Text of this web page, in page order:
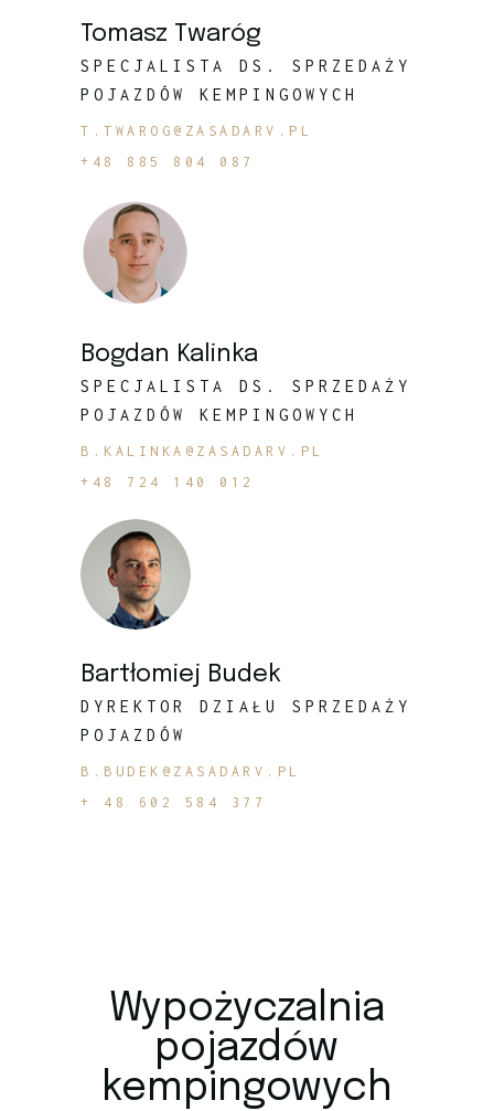
Tomasz Twaróg
SPECJALISTA DS. SPRZEDAŻY
POJAZDÓW KEMPINGOWYCH
T.TWAROG@ZASADARV.PL
+48 885 804 087
Bogdan Kalinka
SPECJALISTA DS. SPRZEDAŻY
POJAZDÓW KEMPINGOWYCH
B.KALINKA@ZASADARV.PL
+48 724 140 012
Bartłomiej Budek
DYREKTOR DZIAŁU SPRZEDAŻY
POJAZDÓW
B.BUDEK@ZASADARV.PL
+ 48 602 584 377
Wypożyczalnia
pojazdów
kempingowych